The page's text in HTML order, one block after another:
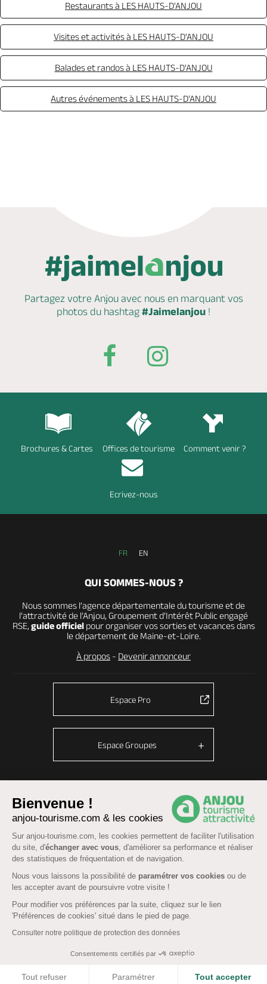
Bienvenue !
anjou-tourisme.com & les cookies
Sur anjou-tourisme.com, les cookies permettent de faciliter l'utilisation
du site, d'échanger avec vous, d'améliorer sa performance et réaliser
des statistiques de fréquentation et de navigation.
Nous vous laissons la possibilité de paramétrer vos cookies ou de
les accepter avant de poursuivre votre visite !
Pour modifier vos préférences par la suite, cliquez sur le lien
'Préférences de cookies' situé dans le pied de page.
Consulter notre politique de protection des données
Consentements certifiés par
Tout refuser Paramétrer Tout accepter
Restaurants à LES HAUTS-D'ANJOU
Visites et activités à LES HAUTS-D'ANJOU
Balades et randos à LES HAUTS-D'ANJOU
Autres événements à LES HAUTS-D'ANJOU
Partagez votre Anjou avec nous en marquantvos
photos du hashtag #Jaimelanjou !
Brochures & Cartes Offices de tourisme Comment venir ?
Ecrivez-nous
FR EN
QUI SOMMES-NOUS ?
Nous sommes l’agence départementale du tourisme et de
l’attractivité de l’Anjou, Groupement d’Intérêt Public engagé
RSE, guide officielpour organiser vos sorties et vacances dans
le département de Maine-et-Loire.
À propos - Devenir annonceur
Espace Pro
Espace Groupes
© Anjou tourisme 2026 - Fonctionnement du site
Mentions légales-Données personnelles-Cookies
CGU Réservation-Accessibilité : partiellement conforme